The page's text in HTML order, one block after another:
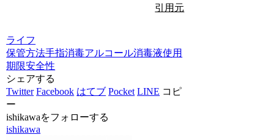
引用元
ライフ
保管方法手指消毒アルコール消毒液使用
期限安全性
シェアする
Twitter Facebook はてブ Pocket LINE コピ
ー
ishikawaをフォローする
ishikawa